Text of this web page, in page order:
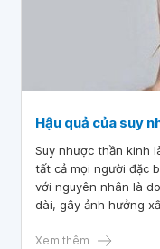
Hậu quả của suy
Suy nhược thần kinh
tất cả mọi người đặc
với nguyên nhân là
dài, gây ảnh hưởng
quả của suy nhược
Xem thêm